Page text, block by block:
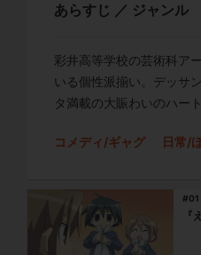
あらすじ ／ ジャンル
彩井高等学校の芸術科ア
いる個性派揃い。デッサ
タ満載の大賑わいのハー
コメディ/ギャグ 日常/
#01
『